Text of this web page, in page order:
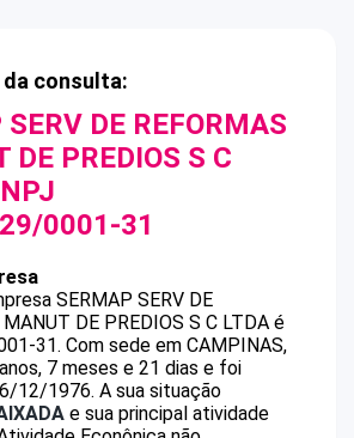
consulta:
DE REFORMAS
DE PREDIOS S C
0001-31
SERMAP SERV DE
MANUT DE PREDIOS S C LTDA é
31. Com sede em CAMPINAS,
7 meses e 21 dias e foi
12/1976. A sua situação
e sua principal atividade